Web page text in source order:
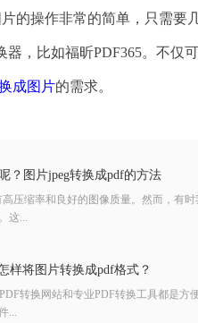
操作非常的简单，只需要
，比如福昕PDF365。不仅
成图片的需求。
？图片jpeg转换成pdf的方法
缩率和良好的图像质量。然而，有时
这...
样将图片转换成pdf格式？
转换网站和专业PDF转换工具都是方
...